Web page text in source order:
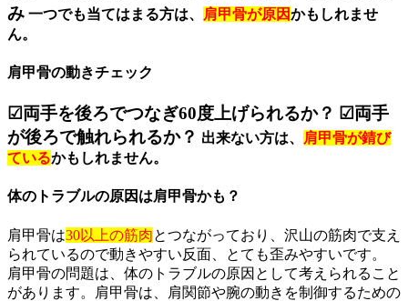
み 一つでも当てはまる方は、 肩甲骨が原因かもしれませ
ん。
肩甲骨の動きチェック
☑︎両手を後ろでつなぎ60度上げられるか？ ☑︎両手
が後ろで触れられるか？ 出来ない方は、
肩甲骨が錆び
ているかもしれません。
体のトラブルの原因は肩甲骨かも？
肩甲骨は30以上の筋肉とつながっており、沢山の筋肉で支え
られているので動きやすい反面、とても歪みやすいです。
肩甲骨の問題は、体のトラブルの原因として考えられること
があります。肩甲骨は、肩関節や腕の動きを制御するための